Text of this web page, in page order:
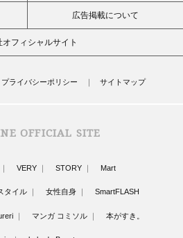
広告掲載について
オフィシャルサイト
プライバシーポリシー サイトマップ
OFFICIAL SITE
VERY STORY Mart
タイル 女性自身 SmartFLASH
マンガ コミソル 本がすき。